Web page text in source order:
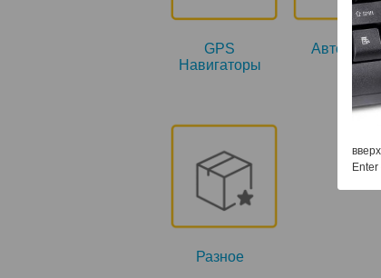
GPS
Навигаторы
Автосвет
Разное